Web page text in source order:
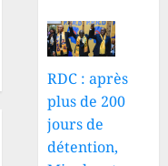
RDC : après
plus de 200
jours de
détention,